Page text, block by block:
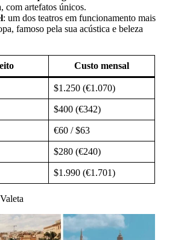
com artefatos únicos.
: um dos teatros em funcionamento mais
famoso pela sua acústica e beleza
Custo mensal
$1.250 (€1.070)
$400 (€342)
€60 / $63
$280 (€240)
$1.990 (€1.701)